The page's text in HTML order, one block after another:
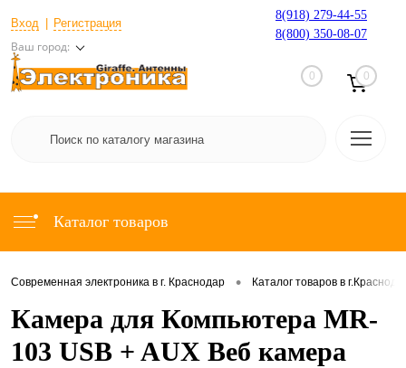
Вход Регистрация
Ваш город:
8(918) 279-44-55
8(800) 350-08-07
0 0
Каталог товаров
Современная электроника в г. Краснодар • Каталог товаров в
Камера для Компьютера MR-
103 USB + AUX Веб камера